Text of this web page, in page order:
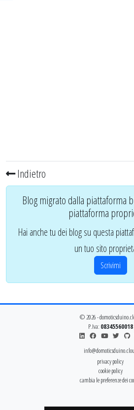
Indietro
Blog migrato dalla piattaforma
piattaforma
Hai anche tu dei blog su questa
un tuo sito
Scrivimi
© 2026 -
P.Iva: 08345560018
privacy policy
cookie policy
cambia le preferenze dei